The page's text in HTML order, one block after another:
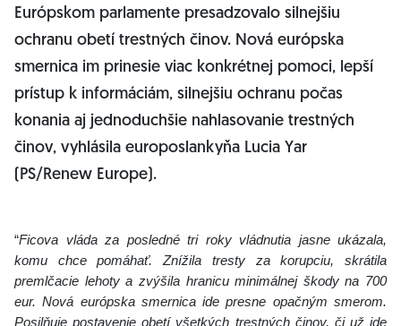
Európskom parlamente presadzovalo silnejšiu
ochranu obetí trestných činov. Nová európska
smernica im prinesie viac konkrétnej pomoci, lepší
prístup k informáciám, silnejšiu ochranu počas
konania aj jednoduchšie nahlasovanie trestných
činov, vyhlásila europoslankyňa Lucia Yar
(PS/Renew Europe).
“Ficova vláda za posledné tri roky vládnutia jasne ukázala,
komu chce pomáhať. Znížila tresty za korupciu, skrátila
premlčacie lehoty a zvýšila hranicu minimálnej škody na 700
eur. Nová európska smernica ide presne opačným smerom.
Posilňuje postavenie obetí všetkých trestných činov, či už ide